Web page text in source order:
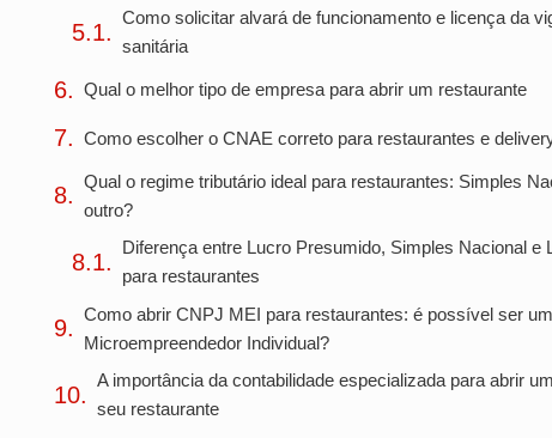
Como solicitar alvará de funcionamento e licença da
sanitária
Qual o melhor tipo de empresa para abrir um restaurante
Como escolher o CNAE correto para restaurantes e
Qual o regime tributário ideal para restaurantes: Simples
outro?
Diferença entre Lucro Presumido, Simples Nacional e
para restaurantes
Como abrir CNPJ MEI para restaurantes: é possível ser um
Microempreendedor Individual?
A importância da contabilidade especializada para abrir
seu restaurante